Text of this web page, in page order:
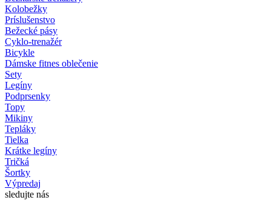
Kolobežky
Príslušenstvo
Bežecké pásy
Cyklo-trenažér
Bicykle
Dámske fitnes oblečenie
Sety
Legíny
Podprsenky
Topy
Mikiny
Tepláky
Tielka
Krátke legíny
Tričká
Šortky
Výpredaj
sledujte nás